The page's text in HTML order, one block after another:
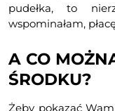
pudełka, to
wspominałam,
A CO
ŚRODKU?
Żeby pokazać